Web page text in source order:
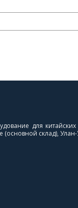
для китайских
(основной склад),